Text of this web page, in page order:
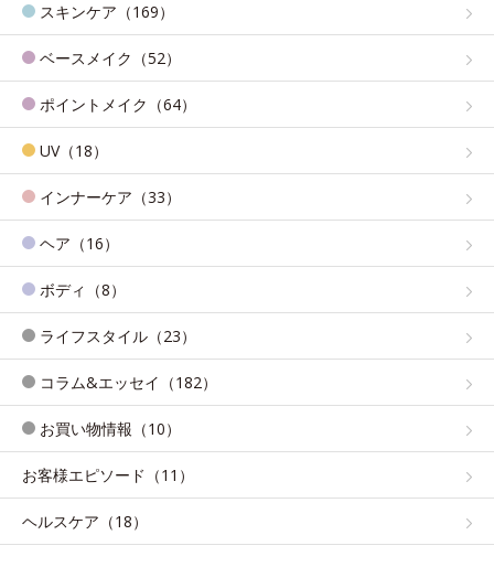
スキンケア（169）
ベースメイク（52）
ポイントメイク（64）
UV（18）
インナーケア（33）
ヘア（16）
ボディ（8）
ライフスタイル（23）
コラム&エッセイ（182）
お買い物情報（10）
お客様エピソード（11）
ヘルスケア（18）